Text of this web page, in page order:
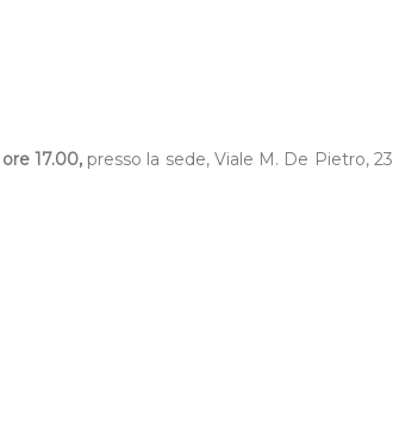
17.00,presso la sede, Viale M. De Pietro, 23